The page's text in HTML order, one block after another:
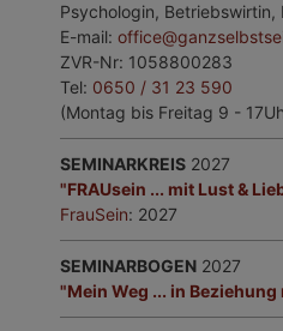
Psychologin, Betriebswirtin,
E-mail:
ZVR-Nr: 1058800283
Tel: 0650 / 31 23 590
(Montag bis Freitag 9 -
SEMINARKREIS 2027
"FRAUsein ... mit Lust &
FrauSein: 2027
SEMINARBOGEN 2027
"Mein Weg ... in Beziehung